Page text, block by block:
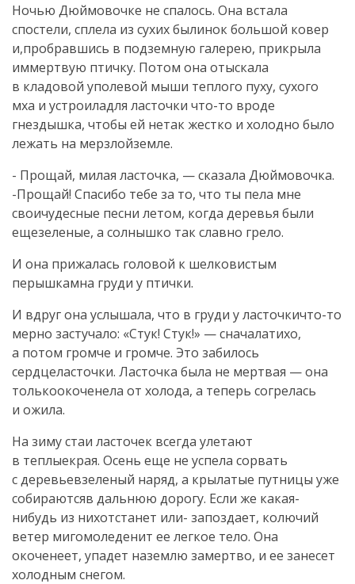
Ночью Дюймовочке не спалось. Она встала
спостели, сплела из сухих былинок большой ковер
и,пробравшись в подземную галерею, прикрыла
иммертвую птичку. Потом она отыскала
в кладовой уполевой мыши теплого пуху, сухого
мха и устроиладля ласточки что-то вроде
гнездышка, чтобы ей нетак жестко и холодно было
лежать на мерзлойземле.
- Прощай, милая ласточка, — сказала Дюймовочка.
-Прощай! Спасибо тебе за то, что ты пела мне
своичудесные песни летом, когда деревья были
ещезеленые, а солнышко так славно грело.
И она прижалась головой к шелковистым
перышкамна груди у птички.
И вдруг она услышала, что в груди у ласточкичто-то
мерно застучало: «Стук! Стук!» — сначалатихо,
а потом громче и громче. Это забилось
сердцеласточки. Ласточка была не мертвая — она
толькоокоченела от холода, а теперь согрелась
и ожила.
На зиму стаи ласточек всегда улетают
в теплыекрая. Осень еще не успела сорвать
с деревьевзеленый наряд, а крылатые путницы уже
собираютсяв дальнюю дорогу. Если же какая-
нибудь из нихотстанет или- запоздает, колючий
ветер мигомоледенит ее легкое тело. Она
окоченеет, упадет наземлю замертво, и ее занесет
холодным снегом.